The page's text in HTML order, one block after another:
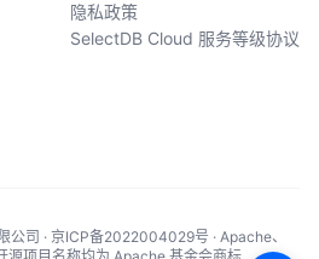
隐私政策
SelectDB Cloud 服务等级协议
司 · 京ICP备2022004029号 · Apache、